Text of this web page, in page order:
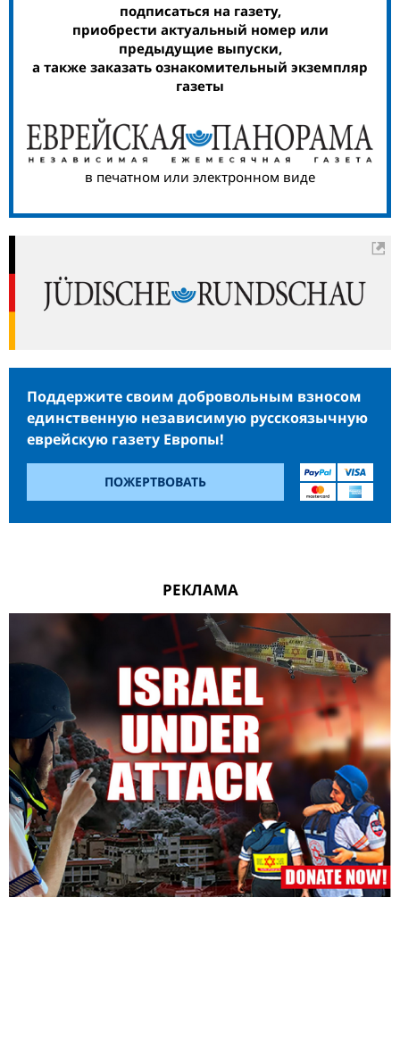
подписаться на газету,
приобрести актуальный номер или
предыдущие выпуски,
а также заказать ознакомительный экземпляр
газеты
в печатном или электронном виде
Поддержите своим добровольным взносом
единственную независимую русскоязычную
еврейскую газету Европы!
ПОЖЕРТВОВАТЬ
РЕКЛАМА